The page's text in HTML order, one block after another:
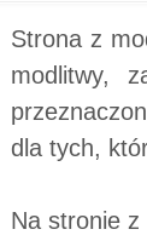
Strona z
modlitwy,
dla tych,
Na stronie